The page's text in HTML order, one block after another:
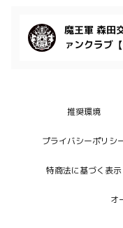
魔王軍 森田
ァンクラブ
推奨環境
プライバシーポリシ
特商法に基づく表示
オ